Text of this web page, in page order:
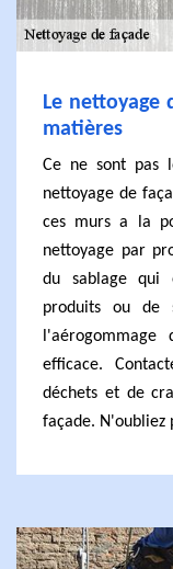
Le nettoyage
matières
Ce ne sont pas
nettoyage de
ces murs a la
nettoyage par
du sablage qui
produits ou de
efficace.
déchets et de
façade. N'oubliez